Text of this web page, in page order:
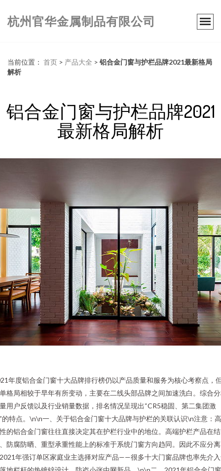
杭州官华金属制品有限公司
当前位置： 首页 > 产品大全 > 铝合金门窗与护栏品牌2021最新格局
解析
铝合金门窗与护栏品牌2021
最新格局解析
年度铝合金门窗十大品牌排行榜仍以产品质量和服务为核心考察点，
格局相较于早年有所变动，主要在二线头部品牌之间加速洗白。综合
用户反馈以及行业销量数据，排名情况呈现出“CR5稳固、第二集团激
的特点。\n\n一、关于铝合金门窗十大品牌与护栏的关联认识\n注意：
的铝合金门窗往往直接决定其在护栏行业中的地位。高端护栏产品在结
防腐防晒、重型承重性能上的标准于系统门窗方向趋同。因此不应分
年强订单区家庭业主选择对应产品——很多十大门窗品牌也率先介